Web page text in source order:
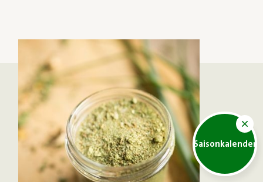
Saisonkalender